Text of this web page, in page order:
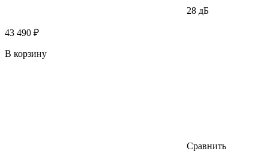
28 дБ
43 490 ₽
В корзину
Сравнить